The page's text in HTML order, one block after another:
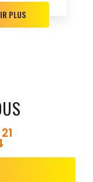
PLUS